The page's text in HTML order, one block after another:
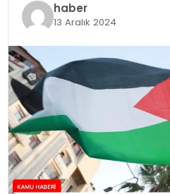
haber
13 Aralık 2024